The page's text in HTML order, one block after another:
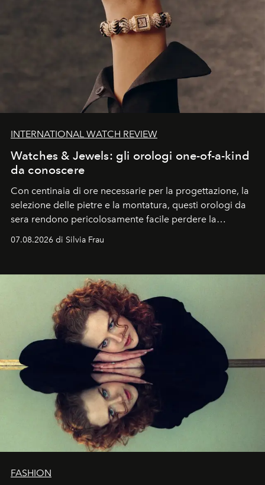
INTERNATIONAL WATCH REVIEW
Watches & Jewels: gli orologi one-of-a-kind
da conoscere
Con centinaia di ore necessarie per la progettazione, la
selezione delle pietre e la montatura, questi orologi da
sera rendono pericolosamente facile perdere la
07.08.2026 di Silvia Frau
FASHION